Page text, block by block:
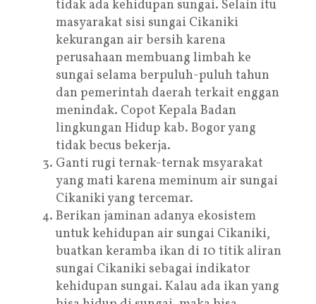
tidak ada kehidupan sungai. Selain itu
masyarakat sisi sungai Cikaniki
kekurangan air bersih karena
perusahaan membuang limbah ke
sungai selama berpuluh-puluh tahun
dan pemerintah daerah terkait enggan
menindak. Copot Kepala Badan
lingkungan Hidup kab. Bogor yang
tidak becus bekerja.
Ganti rugi ternak-ternak msyarakat
yang mati karena meminum air sungai
Cikaniki yang tercemar.
Berikan jaminan adanya ekosistem
untuk kehidupan air sungai Cikaniki,
buatkan keramba ikan di 10 titik aliran
sungai Cikaniki sebagai indikator
kehidupan sungai. Kalau ada ikan yang